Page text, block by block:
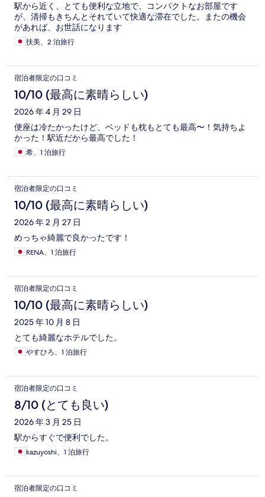
駅から近く、とても便利な立地で、コンパクトなお部屋です
が、清掃もきちんとそれていて快適な滞在でした。またの機会
があれば、お世話になります
扶美、2 泊旅行
宿泊者限定の口コミ
10/10 (最高に素晴らしい)
2026 年 4 月 29 日
便座は冷たかったけど、ベッドも枕もとても最高〜！気持ちよ
かった！駅近だから最高でした！
希、1 泊旅行
宿泊者限定の口コミ
10/10 (最高に素晴らしい)
2026 年 2 月 27 日
めっちゃ綺麗で良かったです！
RENA、1 泊旅行
宿泊者限定の口コミ
10/10 (最高に素晴らしい)
2025 年 10 月 8 日
とても綺麗なホテルでした。
やすひろ、1 泊旅行
宿泊者限定の口コミ
8/10 (とても良い)
2026 年 3 月 25 日
駅からすぐで便利でした。
kazuyoshi、1 泊旅行
宿泊者限定の口コミ